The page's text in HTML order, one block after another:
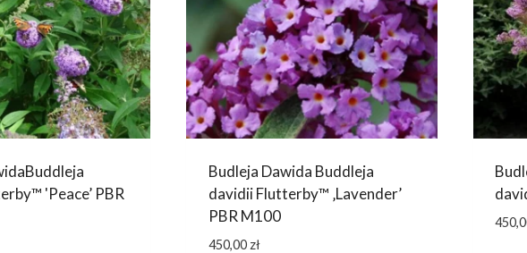
'Peace’ PBR
Budleja Dawida Buddleja
davidii Flutterby™ ‚Lavender’
PBR M100
450,00 zł